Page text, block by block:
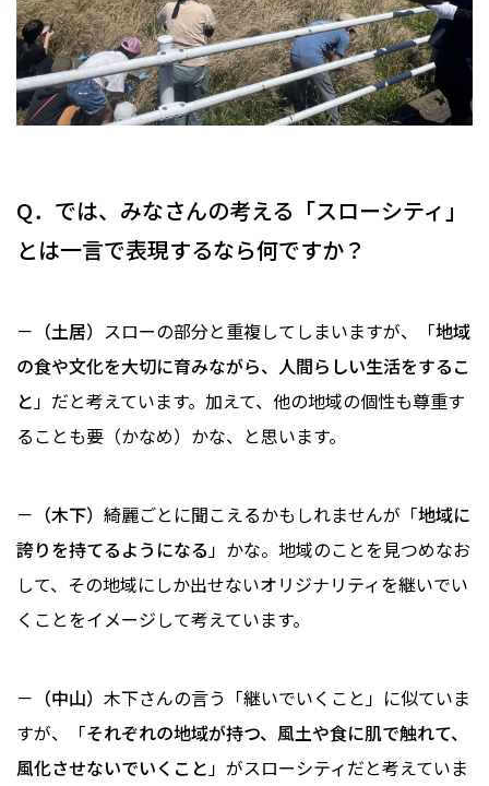
Q．では、みなさんの考える「スローシティ」
とは一言で表現するなら何ですか？
－（土居） スローの部分と重複してしまいますが、「地域
の食や文化を大切に育みながら、人間らしい生活をするこ
と 」だと考えています。加えて、他の地域の個性も尊重す
ることも要（かなめ）かな、と思います。
－（木下） 綺麗ごとに聞こえるかもしれませんが「地域に
誇りを持てるようになる 」かな。地域のことを見つめなお
して、その地域にしか出せないオリジナリティを継いでい
くことをイメージして考えています。
－（中山） 木下さんの言う「継いでいくこと」に似ていま
すが、「それぞれの地域が持つ、風土や食に肌で触れて、
風化させないでいくこと 」がスローシティだと考えていま